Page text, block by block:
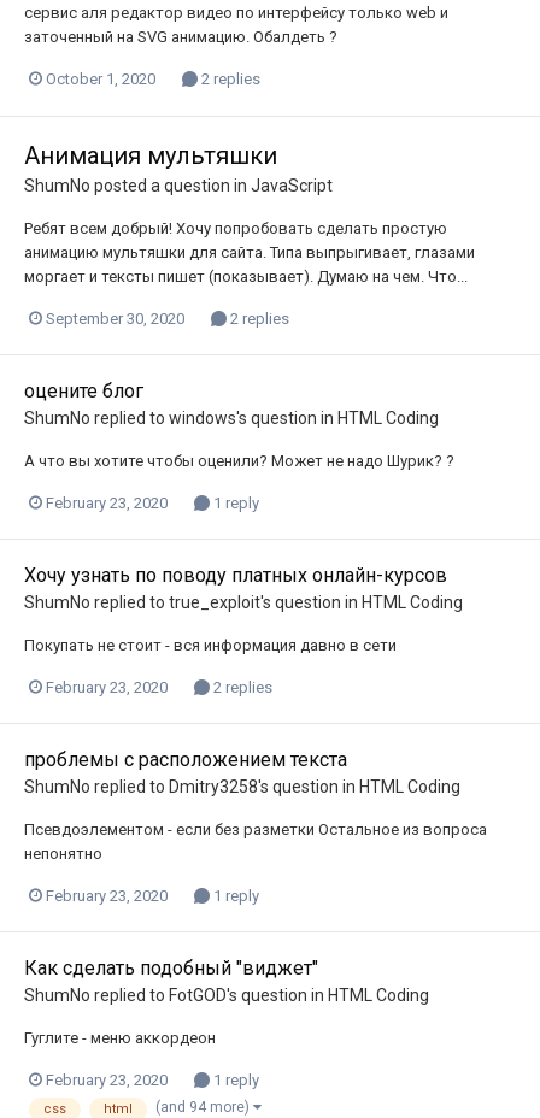
сервис аля редактор видео по интерфейсу только web и
заточенный на SVG анимацию. Обалдеть ?
October 1, 2020 2 replies
Анимация мультяшки
ShumNo posted a question in JavaScript
Ребят всем добрый! Хочу попробовать сделать простую
анимацию мультяшки для сайта. Типа выпрыгивает, глазами
моргает и тексты пишет (показывает). Думаю на чем. Что...
September 30, 2020 2 replies
оцените блог
ShumNo replied to windows's question in HTML Coding
А что вы хотите чтобы оценили? Может не надо Шурик? ?
February 23, 2020 1 reply
Хочу узнать по поводу платных онлайн-курсов
ShumNo replied to true_exploit's question in HTML Coding
Покупать не стоит - вся информация давно в сети
February 23, 2020 2 replies
проблемы с расположением текста
ShumNo replied to Dmitry3258's question in HTML Coding
Псевдоэлементом - если без разметки Остальное из вопроса
непонятно
February 23, 2020 1 reply
Как сделать подобный "виджет"
ShumNo replied to FotGOD's question in HTML Coding
Гуглите - меню аккордеон
February 23, 2020 1 reply
css html (and 94 more)